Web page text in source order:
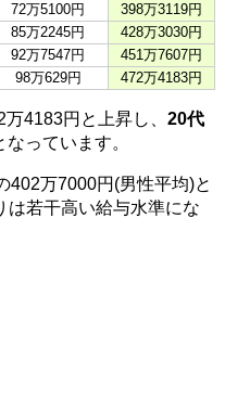
72万5100円
398万3119円
85万2245円
428万3030円
92万7547円
451万7607円
98万629円 472万4183円
4183円と上昇し、 20代
なっています。
402万7000円(男性平均)と
は若干高い給与水準にな